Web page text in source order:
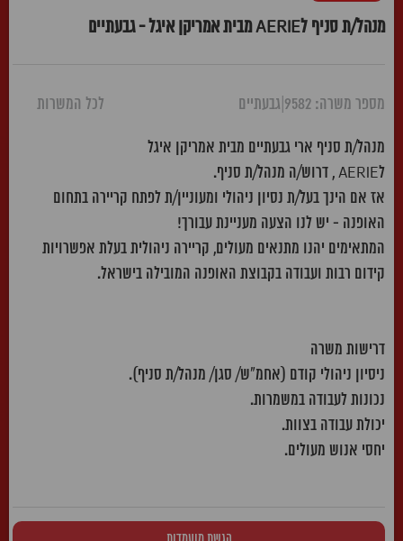
מנהל/ת סניף לAERIE מבית אמריקן איגל - גבעתיים
מספר משרה: 9582 גבעתיים לכל המשרות
מנהל/ת סניף ארי גבעתיים מבית אמריקן איגל
לAERIE , דרוש/ה מנהל/ת סניף.
אז אם הינך בעל/ת נסיון ניהולי ומעוניין/ת לפתח קריירה בתחום
האופנה - יש לנו הצעה מעניינת עבורך!
המתאימים יהנו מתנאים מעולים, קריירה ניהולית בעלת אפשרויות
קידום רבות ועבודה בקבוצת האופנה המובילה בישראל.
דרישות משרה
ניסיון ניהולי קודם (אחמ"ש/ סגן/ מנהל/ת סניף).
נכונות לעבודה במשמרות.
יכולת עבודה בצוות.
יחסי אנוש מעולים.